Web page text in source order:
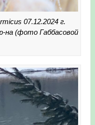
07.12.2024 г.
на (фото Габбасовой